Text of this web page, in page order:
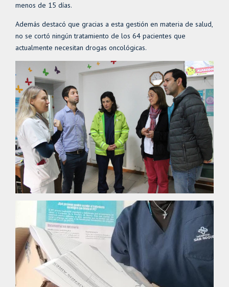
menos de 15 días.
Además destacó que gracias a esta gestión en materia de salud,
no se cortó ningún tratamiento de los 64 pacientes que
actualmente necesitan drogas oncológicas.